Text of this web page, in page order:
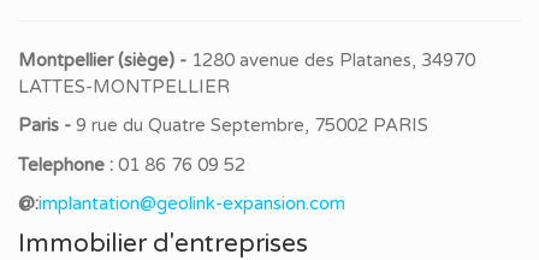
Montpellier (siège) - 1280 avenue des Platanes, 34970
LATTES-MONTPELLIER
Paris - 9 rue du Quatre Septembre, 75002 PARIS
Telephone : 01 86 76 09 52
@:implantation@geolink-expansion.com
Immobilier d'entreprises